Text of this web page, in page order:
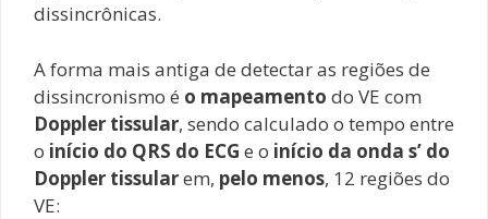
dissincrônicas.
A forma mais antiga de detectar as regiões de
dissincronismo é o mapeamento do VE com
Doppler tissular, sendo calculado o tempo entre
o início do QRS do ECG e o início da onda s’ do
Doppler tissularem, pelo menos, 12 regiões do
VE: